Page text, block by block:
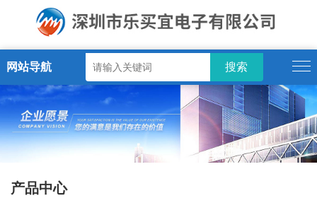
网站导航
产品中心